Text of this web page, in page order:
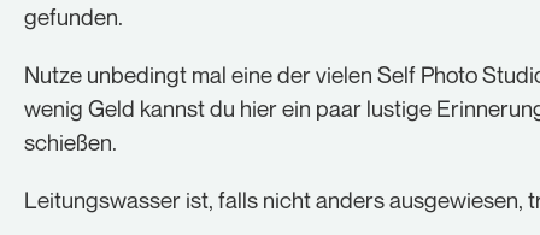
gefunden.
Nutze unbedingt mal eine der vielen Self Photo
wenig Geld kannst du hier ein paar lustige
schießen.
Leitungswasser ist, falls nicht anders ausgewiesen,